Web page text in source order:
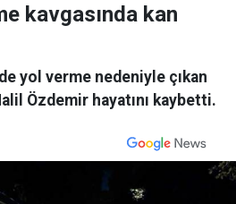
kavgasında kan
yol verme nedeniyle çıkan
Özdemir hayatını kaybetti.